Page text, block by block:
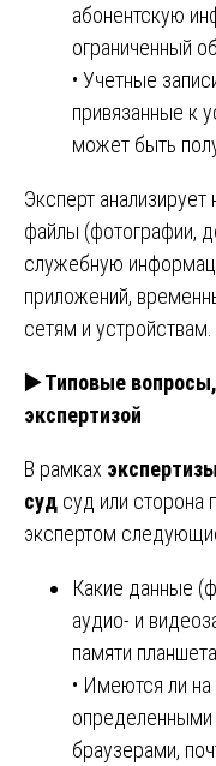
абонентскую
ограниченный
• Учетные
привязанные к
может быть
Эксперт анализирует
файлы (фотографии,
служебную
приложений,
сетям и устройствам.
▶️Типовые
экспертизой
В рамках
суд суд или сторона
экспертом
Какие данные
аудио- и
памяти
• Имеются ли
браузерами,